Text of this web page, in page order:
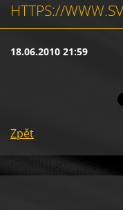
HTTPS://
18.06.2010 21:59
Zpět